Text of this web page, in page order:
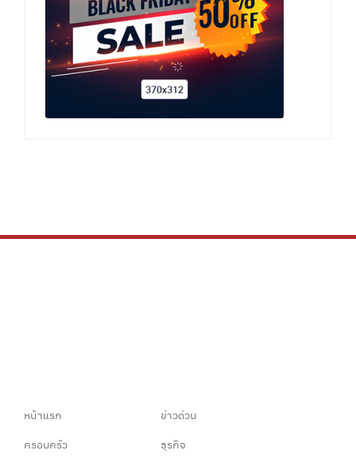
หน้าแรก
ข่าวด่วน
ครอบครัว
ธุรกิจ